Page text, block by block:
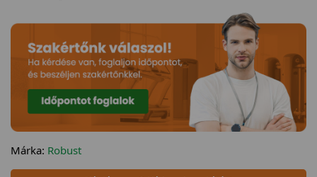
Márka: Robust